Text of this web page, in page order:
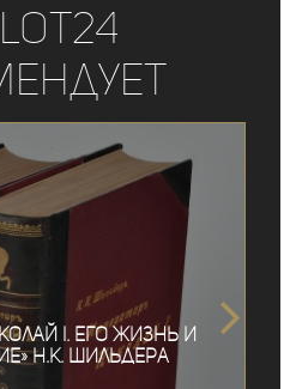
I. Его жизнь и
Н.К. Шильдера